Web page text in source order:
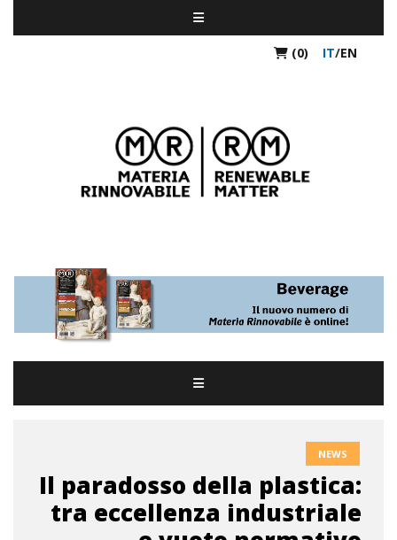
(0) IT/EN
NEWS
Il paradosso della plastica:
tra eccellenza industriale